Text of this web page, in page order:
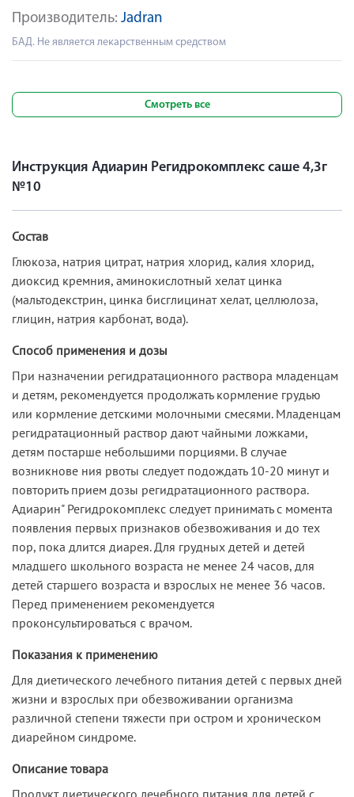
Производитель: Jadran
БАД. Не является лекарственным средством
Смотреть все
Инструкция Адиарин Регидрокомплекс саше 4,3г
№10
Состав
Глюкоза, натрия цитрат, натрия хлорид, калия хлорид,
диоксид кремния, аминокислотный хелат цинка
(мальтодекстрин, цинка бисглицинат хелат, целлюлоза,
глицин, натрия карбонат, вода).
Способ применения и дозы
При назначении регидратационного раствора младенцам
и детям, рекомендуется продолжать кормление грудью
или кормление детскими молочными смесями. Младенцам
регидратационный раствор дают чайными ложками,
детям постарше небольшими порциями. В случае
возникнове ния рвоты следует подождать 10-20 минут и
повторить прием дозы регидратационного раствора.
Адиарин" Регидрокомплекс следует принимать с момента
появления первых признаков обезвоживания и до тех
пор, пока длится диарея. Для грудных детей и детей
младшего школьного возраста не менее 24 часов, для
детей старшего возраста и взрослых не менее 36 часов.
Перед применением рекомендуется
проконсультироваться с врачом.
Показания к применению
Для диетического лечебного питания детей с первых дней
жизни и взрослых при обезвоживании организма
различной степени тяжести при остром и хроническом
диарейном синдроме.
Описание товара
Продукт диетического лечебного питания для детей с